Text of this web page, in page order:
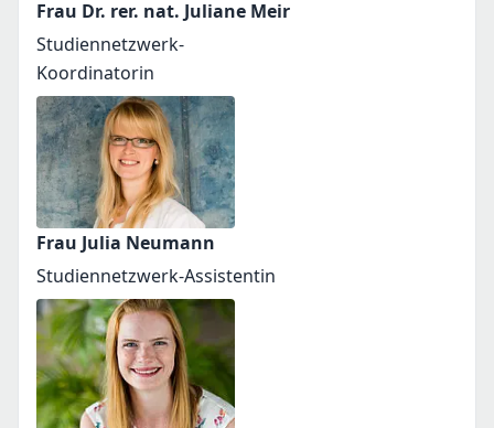
Frau Dr. rer. nat. Juliane Meir
Studiennetzwerk-
Koordinatorin
Frau Julia Neumann
Studiennetzwerk-Assistentin